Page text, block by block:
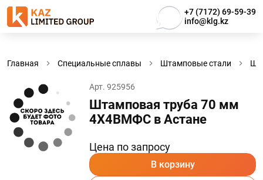
+7 (7172) 69-59-39
info@klg.kz
Главная Специальные сплавы Штамповые стали
Арт. 925956
Штамповая труба 70 мм
4Х4ВМФС в Астанe
Цена по запросу
В корзину